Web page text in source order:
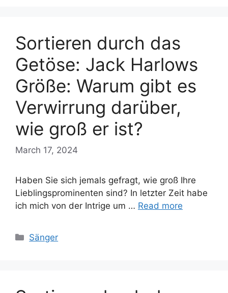
Sortieren durch das
Getöse: Jack Harlows
Größe: Warum gibt es
Verwirrung darüber,
wie groß er ist?
March 17, 2024
Haben Sie sich jemals gefragt, wie groß Ihre
Lieblingsprominenten sind? In letzter Zeit habe
ich mich von der Intrige um … Read more
Categories
Sänger